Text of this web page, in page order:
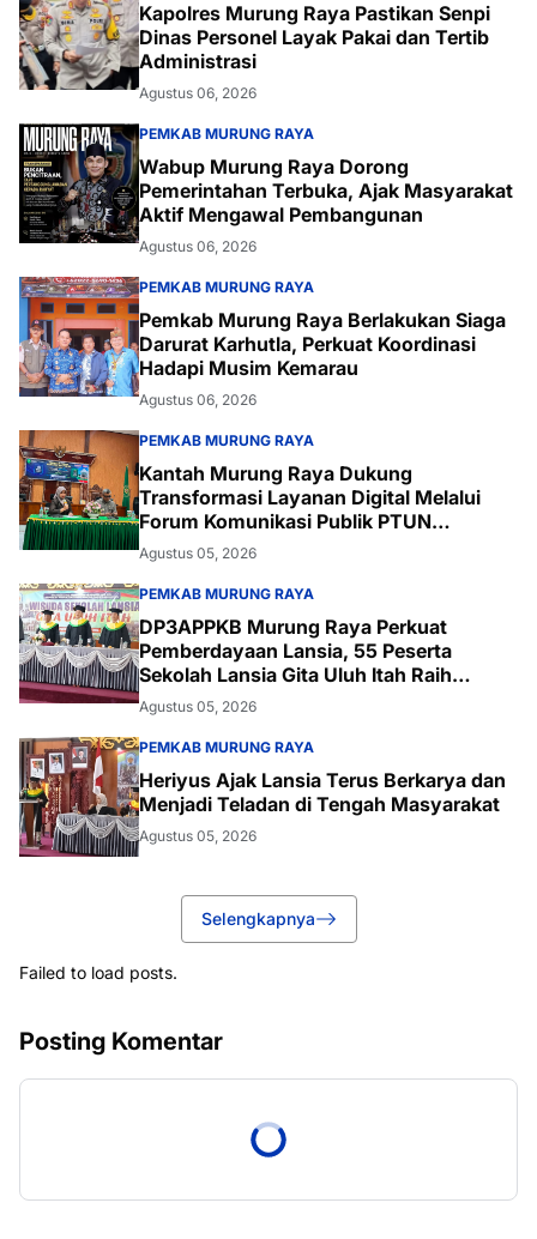
Kapolres Murung Raya Pastikan Senpi
Dinas Personel Layak Pakai dan Tertib
Administrasi
Agustus 06, 2026
PEMKAB MURUNG RAYA
Wabup Murung Raya Dorong
Pemerintahan Terbuka, Ajak Masyarakat
Aktif Mengawal Pembangunan
Agustus 06, 2026
PEMKAB MURUNG RAYA
Pemkab Murung Raya Berlakukan Siaga
Darurat Karhutla, Perkuat Koordinasi
Hadapi Musim Kemarau
Agustus 06, 2026
PEMKAB MURUNG RAYA
Kantah Murung Raya Dukung
Transformasi Layanan Digital Melalui
Forum Komunikasi Publik PTUN
Palangka Raya
Agustus 05, 2026
PEMKAB MURUNG RAYA
DP3APPKB Murung Raya Perkuat
Pemberdayaan Lansia, 55 Peserta
Sekolah Lansia Gita Uluh Itah Raih
Kelulusan
Agustus 05, 2026
PEMKAB MURUNG RAYA
Heriyus Ajak Lansia Terus Berkarya dan
Menjadi Teladan di Tengah Masyarakat
Agustus 05, 2026
Selengkapnya
Failed to load posts.
Posting Komentar